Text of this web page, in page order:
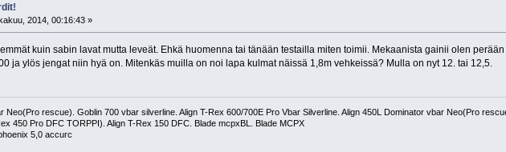
2014, 00:16:43 »
kuin sabin lavat mutta leveät. Ehkä huomenna tai tänään testailla miten toimii. Mekaanista gainii olen
ja ylös jengat niin hyä on. Mitenkäs muilla on noi lapa kulmat näissä 1,8m vehkeissä? Mulla on nyt 12. tai 12,5.
Neo(Pro rescue). Goblin 700 vbar silverline. Align T-Rex 600/700E Pro Vbar Silverline. Align 450L Dominator vbar Neo(Pro
450 Pro DFC TORPPI). Align T-Rex 150 DFC. Blade mcpxBL. Blade MCPX
5,0 accurc